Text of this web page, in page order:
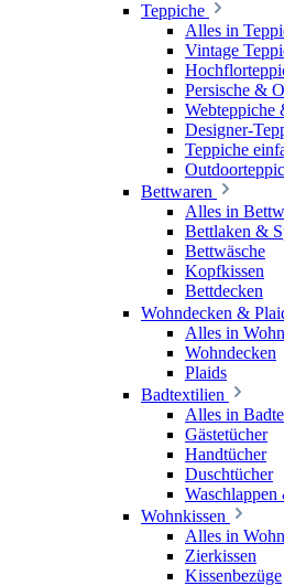
Teppiche
Alles in
Vintage
Persische &
Webteppiche
Designer-
Teppiche
Bettwaren
Alles in
Bettlaken &
Bettwäsche
Kopfkissen
Bettdecken
Wohndecken &
Alles in
Wohndecken
Plaids
Badtextilien
Alles in
Gästetücher
Handtücher
Duschtücher
Waschlappen
Wohnkissen
Alles in
Zierkissen
Kissenbezüge